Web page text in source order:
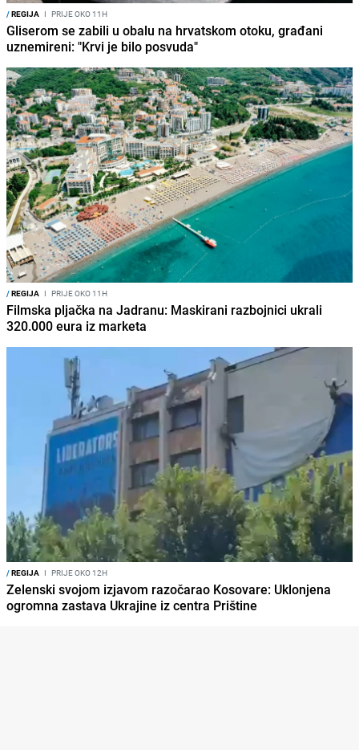
/REGIJA I PRIJE OKO 11H
Gliserom se zabili u obalu na hrvatskom otoku, građani
uznemireni: "Krvi je bilo posvuda"
/REGIJA I PRIJE OKO 11H
Filmska pljačka na Jadranu: Maskirani razbojnici ukrali
320.000 eura iz marketa
/REGIJA I PRIJE OKO 12H
Zelenski svojom izjavom razočarao Kosovare: Uklonjena
ogromna zastava Ukrajine iz centra Prištine